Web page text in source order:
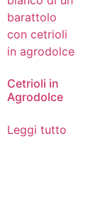
Cetrioli in
Agrodolce
Leggi tutto